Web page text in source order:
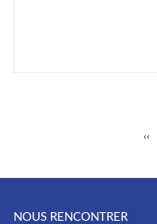
‹‹
NOUS RENCONTRER